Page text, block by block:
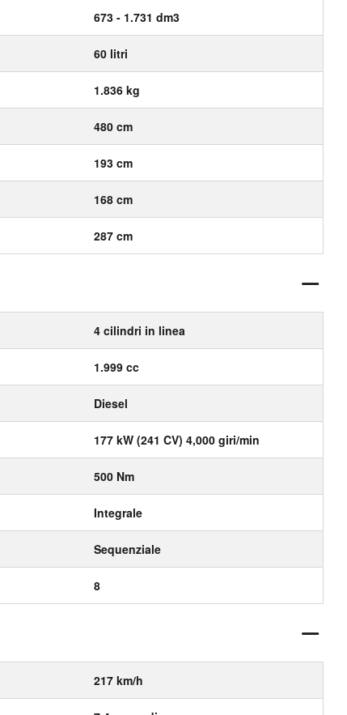
673 - 1.731 dm3
60 litri
1.836 kg
480 cm
193 cm
168 cm
287 cm
4 cilindri in linea
1.999 cc
Diesel
177 kW (241 CV) 4,000 giri/min
500 Nm
Integrale
Sequenziale
8
217 km/h